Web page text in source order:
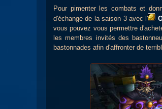
Pour pimenter les combats et
d'échange de la saison 3 avec l'
vous pouvez vous permettre
les membres invités des
bastonnades afin d'affronter de